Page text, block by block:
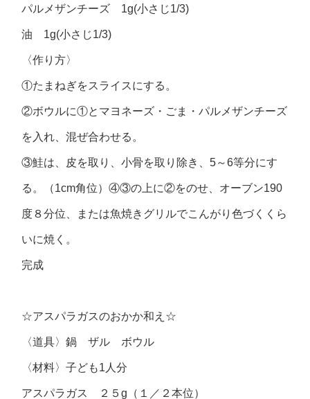
パルメザンチーズ 1g(小さじ1/3)
油 1g(小さじ1/3)
〈作り方〉
①たまねぎをスライスにする。
②ボウルに①とマヨネーズ・ごま・パルメザンチーズ
を入れ、混ぜ合わせる。
③鮭は、皮を取り、小骨を取り除き、5～6等分にす
る。（1cm角位）④③の上に②をのせ、オーブン190
度８分位、または魚焼きグリルでこんがり色づくくら
いに焼く。
完成
☆アスパラガスのおかか和え☆
〈道具〉鍋 ザル ボウル
〈材料〉子ども1人分
アスパラガス ２５g（１／２本位）